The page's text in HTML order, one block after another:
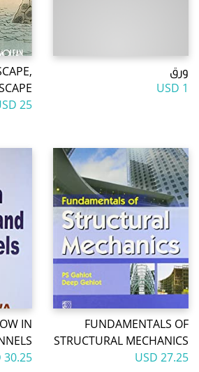
ورق
1 USD
25 USD
FUNDAMENTALS OF
STRUCTURAL MECHANICS
27.25 USD
IN
30.25 USD